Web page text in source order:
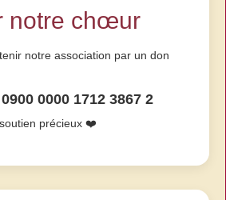
notre chœur
notre association par un don
0000 1712 3867 2
précieux ❤️